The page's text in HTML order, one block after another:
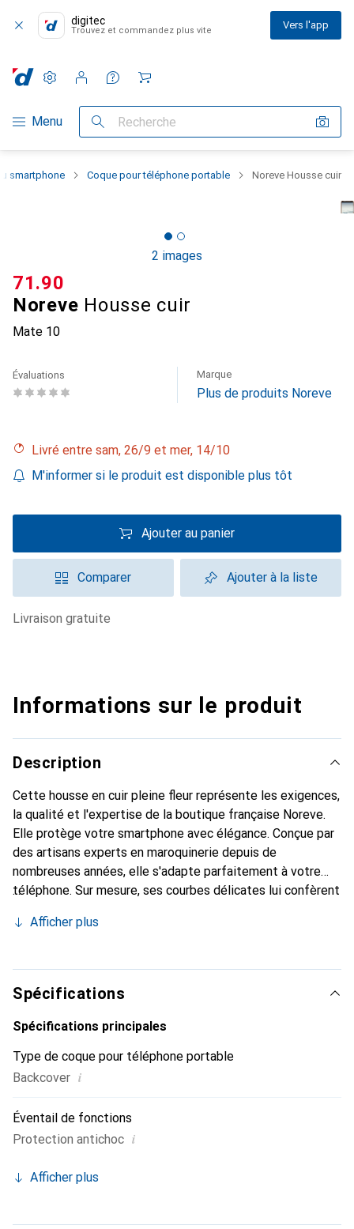
digitec
Trouvez et commandez plus vite Vers l'app
Navigation par catégorie
Menu Recherche
Paramètres
Compte client
Listes de comparaison
Listes d'envies
Panier
smartphone Coque pour téléphone portable Noreve Housse cuir
2 images
Noreve Housse cuir
Mate 10
CHF
71.90
Évaluations Marque
Plus de produits Noreve
Livré entre sam, 26/9 et mer, 14/10
M'informer si le produit est disponible plus tôt
Ajouter au panier
Comparer Ajouter à la liste
livraison gratuite
Informations sur le produit
Description
Cette housse en cuir pleine fleur représente les exigences,
la qualité et l'expertise de la boutique française Noreve.
Elle protège votre smartphone avec élégance. Conçue par
des artisans experts en maroquinerie depuis de
nombreuses années, elle s'adapte parfaitement à votre
téléphone. Sur mesure, ses courbes délicates lui confèrent
et indispensable de votre smartphone. Reconnaissance
marque Noreve est un choix sûr pour une clientèle
exigeante.
Afficher plus
Spécifications
Spécifications principales
Type de coque pour téléphone portable
Backcover i
Éventail de fonctions
Protection antichoc i
Afficher plus